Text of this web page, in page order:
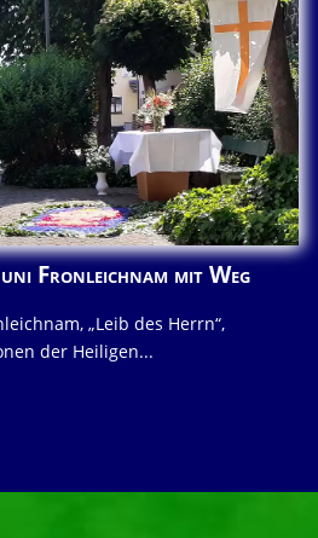
Fronleichnam mit Weg
„Leib des Herrn“,
der Heiligen...